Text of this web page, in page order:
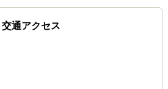
交通アクセス